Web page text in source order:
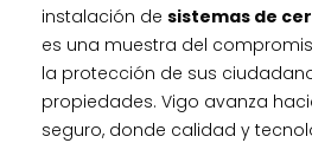
instalación de sistemas de
es una muestra del
la protección de sus
propiedades. Vigo avanza
seguro, donde calidad y